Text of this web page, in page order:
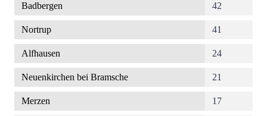
Badbergen 42
Nortrup 41
Alfhausen 24
Neuenkirchen bei Bramsche 21
Merzen 17